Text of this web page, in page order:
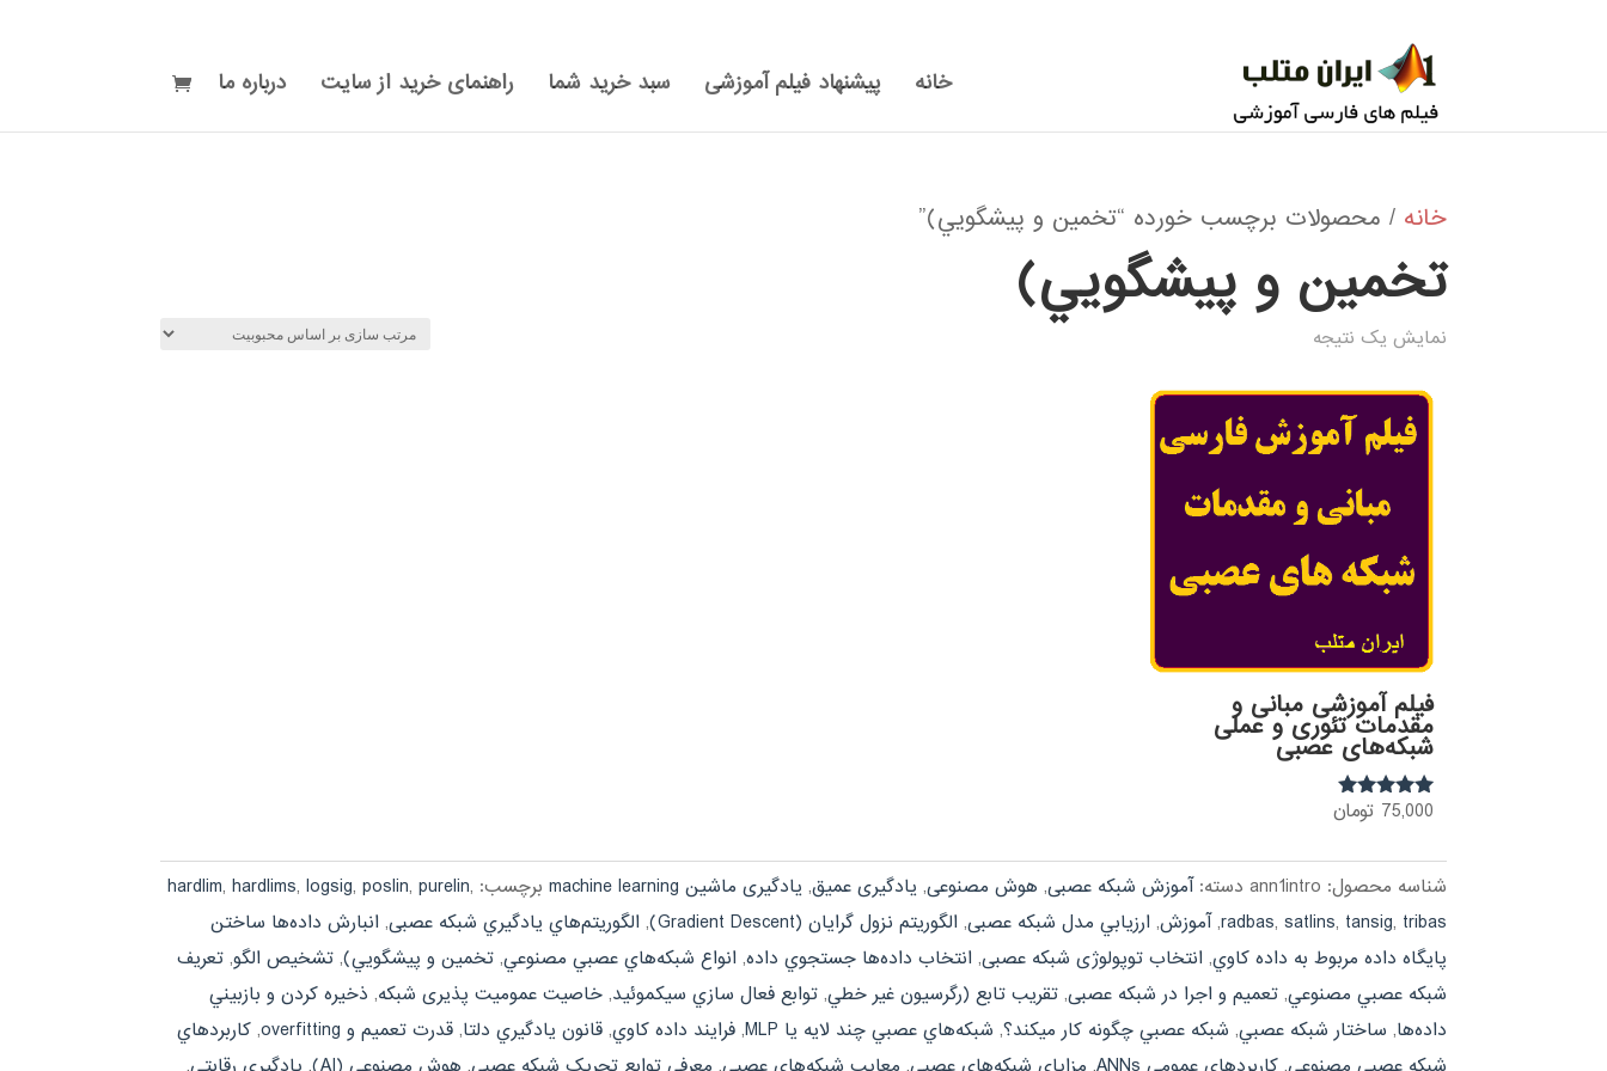
خانه پیشنهاد فیلم آموزشی سبد خرید شما راهنمای خرید از سایت درباره ما
خانه / محصولات برچسب خورده “تخمين و پيشگويي)”
تخمين و پيشگويي)
نمایش یک نتیجه
فیلم آموزشی مبانی و
مقدمات تئوری و عملی
شبکه‌های عصبی
نمره
75,000 تومان
شناسه محصول: ann1intro دسته:آموزش شبکه عصبی, هوش مصنوعی, یادگیری عمیق, یادگیری ماشین machine learning برچسب: hardlim, hardlims, logsig, poslin, purelin,
radbas, satlins, tansig, tribas
,آموزش, ارزيابي مدل شبکه عصبی, الگوريتم نزول گرايان (Gradient Descent) , الگوريتم‌هاي يادگيري شبکه عصبی, انبارش داده‌ها ساختن
پايگاه داده مربوط به داده كاوي, انتخاب توپولوژی شبکه عصبی, انتخاب داده‌ها جستجوي داده, انواع شبکه‌هاي عصبي مصنوعي,تخمين و پيشگويي),تشخيص الگو,تعريف
شبکه عصبي مصنوعي,تعميم و اجرا در شبکه عصبی,تقريب تابع (رگرسيون غير خطي,توابع فعال سازي سيکموئيد,خاصیت عمومیت پذیری شبکه, ذخيره كردن و بازبيني
داده‌ها, ساختار شبکه عصبي, شبکه عصبي چگونه کار ميکند؟, شبکه‌هاي عصبي چند لايه يا MLP ,فرايند داده کاوي,قانون يادگيري دلتا,قدرت تعميم و overfitting ,کاربردهاي